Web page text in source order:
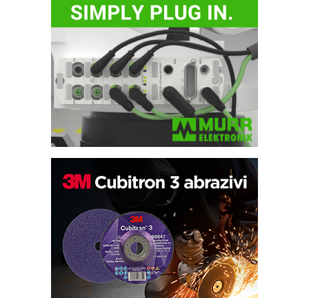
Potpuna efikasnost bez složenih
sistema
Trajna oznaka kao dugoročna korist
Bezbednost na prvom mestu!
IB BLUMENAUER - više od 40 godina
poverenja u industriji